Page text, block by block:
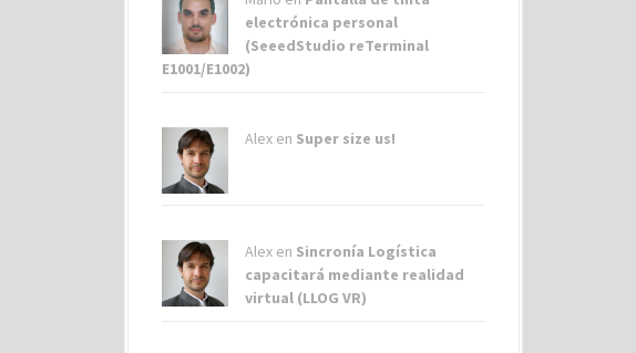
electrónica personal
(SeeedStudio reTerminal
E1001/E1002)
Alex en Super size us!
Alex en Sincronía Logística
capacitará mediante realidad
virtual (LLOG VR)